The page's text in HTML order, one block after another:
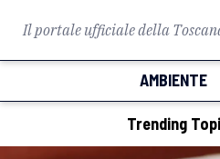
Il portale ufficiale della
AMBIENTE
Trending